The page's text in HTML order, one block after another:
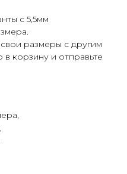
с 5,5мм
размеры с другим
в корзину и отправьте